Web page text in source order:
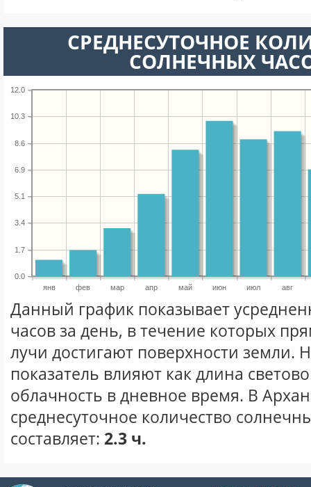
СРЕДНЕСУТОЧНОЕ
СОЛНЕЧНЫХ
янв фев мар апр май июн июл авг
0.0
1.7
3.4
5.1
6.9
8.6
10.3
12.0
Данный график показывает
часов за день, в течение которых
лучи достигают поверхности земли.
показатель влияют как длина
облачность в дневное время. В
среднесуточное количество
составляет: 2.3 ч.